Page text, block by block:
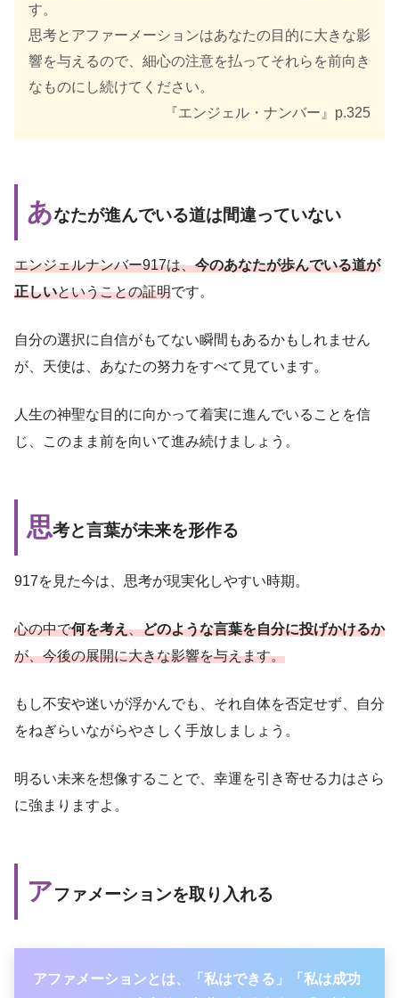
す。
思考とアファーメーションはあなたの目的に大きな影
響を与えるので、細心の注意を払ってそれらを前向き
なものにし続けてください。
『エンジェル・ナンバー』p.325
あなたが進んでいる道は間違っていない
エンジェルナンバー917は、今のあなたが歩んでいる道が
正しいということの証明です。
自分の選択に自信がもてない瞬間もあるかもしれません
が、天使は、あなたの努力をすべて見ています。
人生の神聖な目的に向かって着実に進んでいることを信
じ、このまま前を向いて進み続けましょう。
思考と言葉が未来を形作る
917を見た今は、思考が現実化しやすい時期。
心の中で何を考え、どのような言葉を自分に投げかけるか
が、今後の展開に大きな影響を与えます。
もし不安や迷いが浮かんでも、それ自体を否定せず、自分
をねぎらいながらやさしく手放しましょう。
明るい未来を想像することで、幸運を引き寄せる力はさら
に強まりますよ。
アファメーションを取り入れる
アファメーションとは、「私はできる」「私は成功